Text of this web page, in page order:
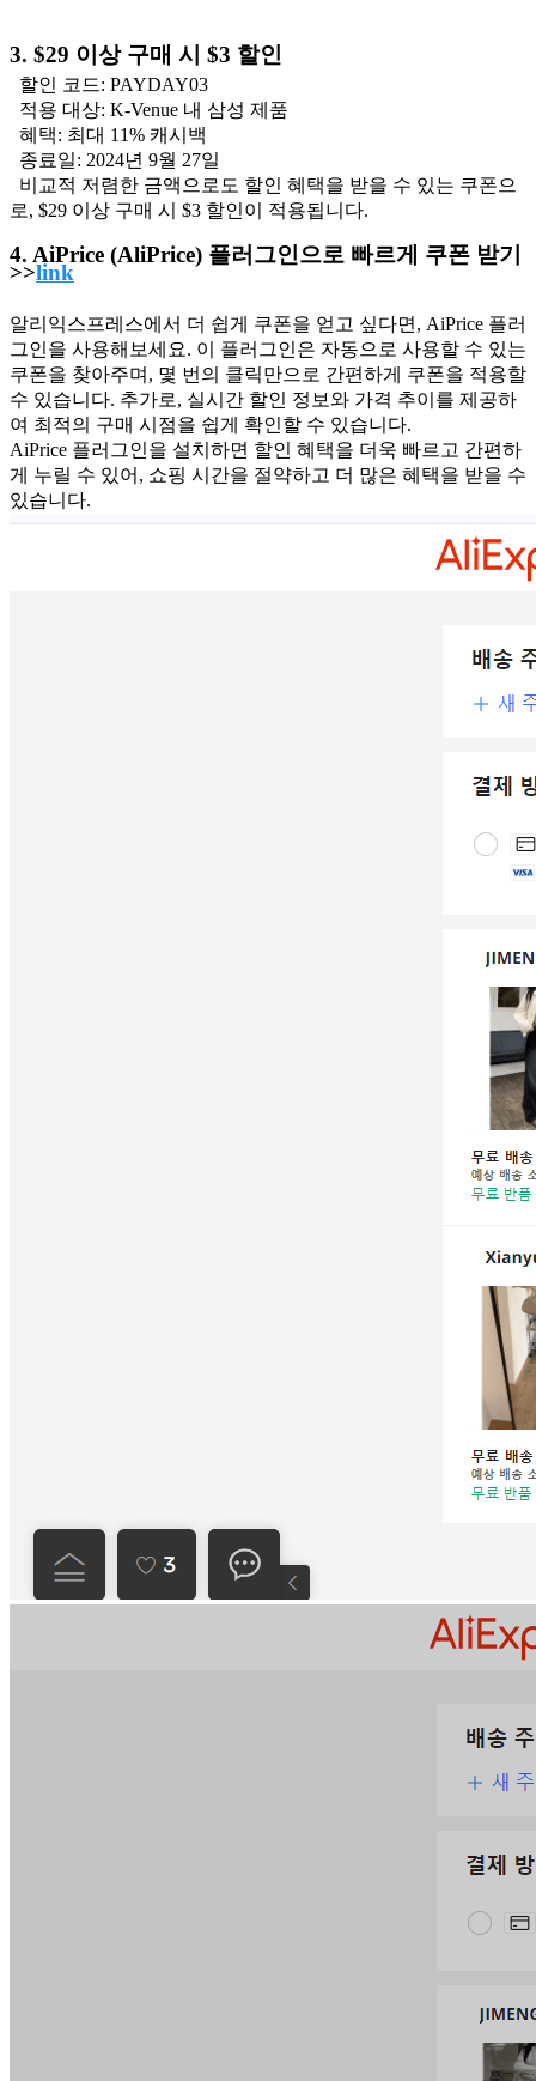
3. $29 이상 구매 시 $3 할인
할인 코드: PAYDAY03
적용 대상: K-Venue 내 삼성 제품
혜택: 최대 11% 캐시백
종료일: 2024년 9월 27일
비교적 저렴한 금액으로도 할인 혜택을 받을 수 있는 쿠폰으
로, $29 이상 구매 시 $3 할인이 적용됩니다.
4. AiPrice (AliPrice) 플러그인으로 빠르게 쿠폰 받기
>>link
알리익스프레스에서 더 쉽게 쿠폰을 얻고 싶다면, AiPrice 플러
그인을 사용해보세요. 이 플러그인은 자동으로 사용할 수 있는
쿠폰을 찾아주며, 몇 번의 클릭만으로 간편하게 쿠폰을 적용할
수 있습니다. 추가로, 실시간 할인 정보와 가격 추이를 제공하
여 최적의 구매 시점을 쉽게 확인할 수 있습니다.
AiPrice 플러그인을 설치하면 할인 혜택을 더욱 빠르고 간편하
게 누릴 수 있어, 쇼핑 시간을 절약하고 더 많은 혜택을 받을 수
있습니다.